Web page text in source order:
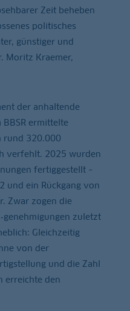
Zeit beheben
politisches
günstiger und
Moritz Kraemer,
der anhaltende
ermittelte
rund 320.000
verfehlt. 2025 wurden
fertiggestellt –
und ein Rückgang von
Zwar zogen die
zuletzt
Gleichzeitig
von der
und die Zahl
erreichte den